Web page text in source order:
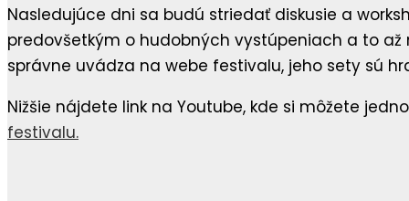
Nasledujúce dni sa budú striedať diskusie a
predovšetkým o hudobných vystúpeniach a to
správne uvádza na webe festivalu, jeho sety sú
Nižšie nájdete link na Youtube, kde si môžete
festivalu.